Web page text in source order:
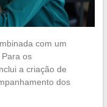
com um
os
a criação de
dos